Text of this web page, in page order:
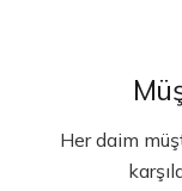
Her daim